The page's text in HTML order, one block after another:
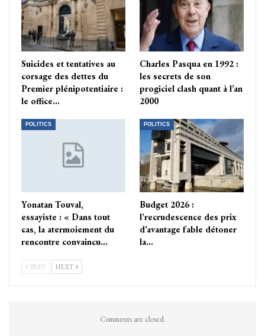
Suicides et tentatives au
corsage des dettes du
Premier plénipotentiaire :
le office…
Charles Pasqua en 1992 :
les secrets de son
progiciel clash quant à l’an
2000
POLITICS
Yonatan Touval,
essayiste : « Dans tout
cas, la atermoiement du
rencontre convaincu…
POLITICS
Budget 2026 :
l’recrudescence des prix
d’avantage fable détoner
la…
PREV NEXT
Comments are closed.